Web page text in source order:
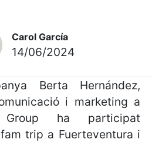
Carol García
14/06/2024
Berta Hernández,
i marketing a
Group ha participat
trip a Fuerteventura i